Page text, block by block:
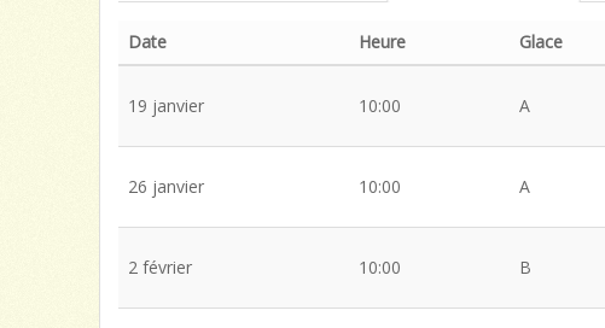
Date Heure Glace
19 janvier 10:00 A
26 janvier 10:00 A
2 février 10:00 B